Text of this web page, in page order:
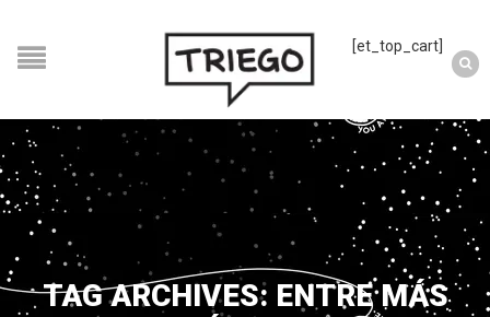
[et_top_cart]
TAG ARCHIVES: ENTRE MÁS